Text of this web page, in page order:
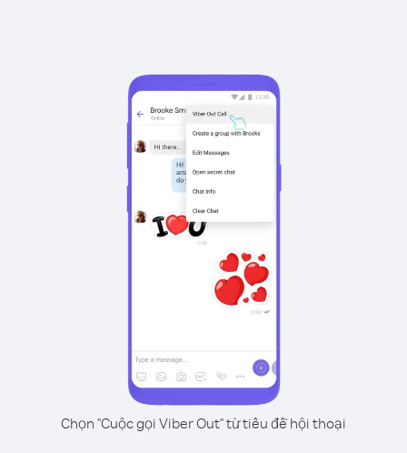
Chọn "Cuộc gọi Viber Out" từ tiêu đề hội thoại